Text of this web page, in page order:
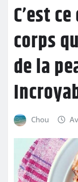
C’est
corps
de la
Chou